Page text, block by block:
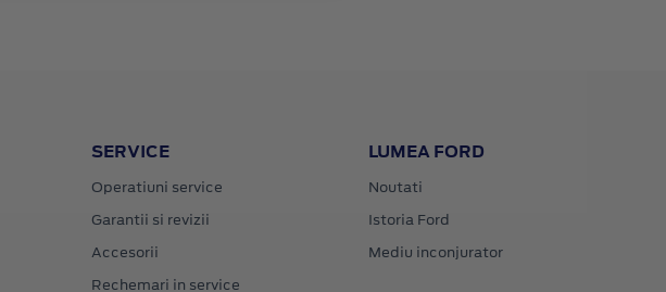
SERVICE
Operatiuni service
Garantii si revizii
Accesorii
Rechemari in service
LUMEA FORD
Noutati
Istoria Ford
Mediu inconjurator